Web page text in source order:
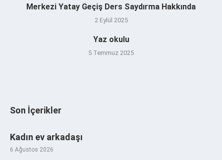
Merkezi Yatay Geçiş Ders Saydırma Hakkında
2 Eylül 2025
Yaz okulu
5 Temmuz 2025
Son İçerikler
Kadın ev arkadaşı
6 Ağustos 2026